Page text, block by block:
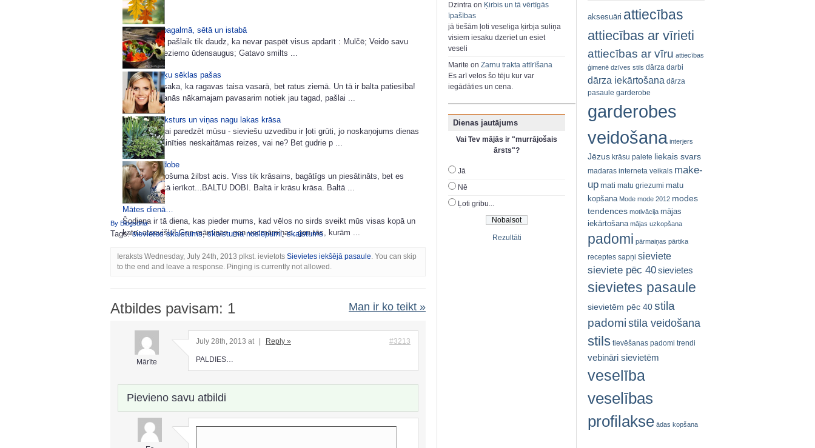
Miķeļdiena pagalmā, sētā un istabā
Dārzā darbu pašlaik tik daudz, ka nevar paspēt visus apdarīt : Mulčē; Veido savu
viršu dobi; Ieziemo ūdensaugus; Gatavo smilts ...
Ievācam puķu sēklas pašas
Veci ļaudis saka, ka ragavas taisa vasarā, bet ratus ziemā. Un tā ir balta patiesība!
Arī gatavošanās nākamajam pavasarim notiek jau tagad, pašlai ...
Sievietes raksturs un viņas nagu lakas krāsa
Prognozēt vai paredzēt mūsu - sieviešu uzvedību ir ļoti grūti, jo noskaņojums dienas
laikā var mainīties neskaitāmas reizes, vai ne? Bet gudrie p ...
Baltā puķu dobe
No rudens košuma žilbst acis. Viss tik krāsains, bagātīgs un piesātināts, bet es
pastāstīšu kā ierīkot...BALTU DOBI. Baltā ir krāsu krāsa. Baltā ...
Mātes dienā…
Šodiena ir tā diena, kas pieder mums, kad vēlos no sirds sveikt mūs visas kopā un
katru atsevišķi! Gan māmiņas, gan vecmāmiņas, gan tās, kurām ...
By Blogsdna
Tags:sievietes skaistums,skaistuma noslēpumi,skaistums
Ieraksts Wednesday, July 24th, 2013 plkst. ievietots Sievietes iekšējā pasaule. You can skip
to the end and leave a response. Pinging is currently not allowed.
Atbildes pavisam: 1 Man ir ko teikt »
Mārīte
July 28th, 2013 at | Reply » #3213
PALDIES…
Pievieno savu atbildi
Dzintra on Ķirbis un tā vērtīgās
īpašības
jā tiešām ļoti veseliga ķirbja suliņa
visiem iesaku dzeriet un esiet
veseli
Marite on Zarnu trakta attīrīšana
Es arī velos šo tēju kur var
iegādāties un cena.
Dienas jautājums
Vai Tev mājās ir "murrājošais
ārsts"?
Jā
Nē
Ļoti gribu...
Rezultāti
aksesuāri attiecības
attiecības ar vīrieti
attiecības ar vīru attiecības
ģimenē dzīves stils dārza darbi
dārza iekārtošana dārza
pasaule garderobe
garderobes
veidošana interjers
Jēzus krāsu palete liekais svars
madaras interneta veikals make-
up mati matu griezumi matu
kopšana Mode mode 2012 modes
tendences motivācija mājas
iekārtošana mājas uzkopšana
padomi pārmaiņas pārtika
receptes sapņi sieviete
sieviete pēc 40sievietes
sievietes pasaule
sievietēm pēc 40stila
padomistila veidošana
stils tievēšanas padomi trendi
vebināri sievietēm
veselība
veselības
profilakse ādas kopšana